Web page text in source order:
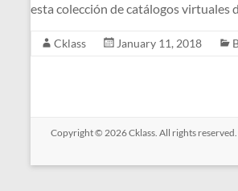
esta colección de catálogos virtuales
Cklass January 11, 2018
Copyright © 2026Cklass. All rights